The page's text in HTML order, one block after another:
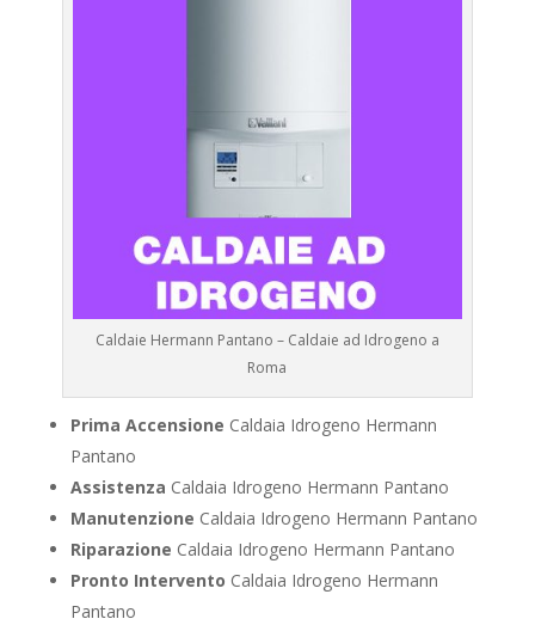
Caldaie Hermann Pantano – Caldaie ad Idrogeno a
Roma
Prima Accensione Caldaia Idrogeno Hermann
Pantano
Assistenza Caldaia Idrogeno Hermann Pantano
Manutenzione Caldaia Idrogeno Hermann Pantano
Riparazione Caldaia Idrogeno Hermann Pantano
Pronto Intervento Caldaia Idrogeno Hermann
Pantano